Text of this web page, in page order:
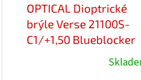
OPTICAL Dioptrické
brýle Verse 21100S-
C1/+1,50 Blueblocker